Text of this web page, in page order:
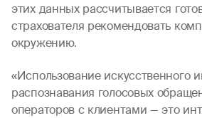
этих данных рассчитывается
страхователя рекомендовать
окружению.
«Использование искусственного
распознавания голосовых
операторов с клиентами — это